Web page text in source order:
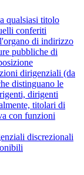
qualsiasi titolo
conferiti
di indirizzo
pubbliche di
dirigenziali (da
distinguano le
dirigenti
titolari di
con funzioni
discrezionali